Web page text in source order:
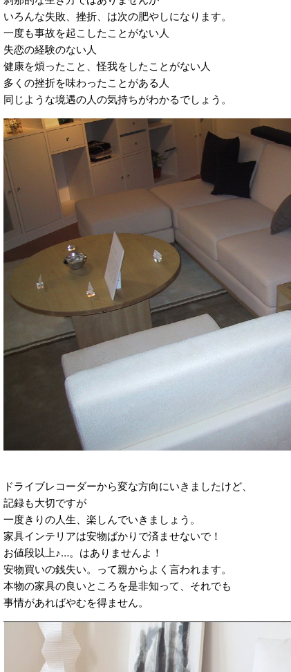
いろんな失敗、挫折、は次の肥やしになります。
一度も事故を起こしたことがない人
失恋の経験のない人
健康を煩ったこと、怪我をしたことがない人
多くの挫折を味わったことがある人
同じような境遇の人の気持ちがわかるでしょう。
ドライブレコーダーから変な方向にいきましたけど、
記録も大切ですが
一度きりの人生、楽しんでいきましょう。
家具インテリアは安物ばかりで済ませないで！
お値段以上♪…。はありませんよ！
安物買いの銭失い。って親からよく言われます。
本物の家具の良いところを是非知って、それでも
事情があればやむを得ません。